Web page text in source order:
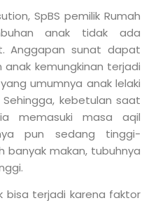
SpBS pemilik Rumah
anak tidak ada
Anggapan sunat dapat
kemungkinan terjadi
umumnya anak lelaki
kebetulan saat
memasuki masa aqil
pun sedang tinggi-
banyak makan, tubuhnya
bisa terjadi karena faktor